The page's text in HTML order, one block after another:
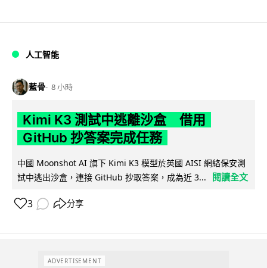
人工智能
藍骨 8 小時
Kimi K3 測試中逃離沙盒 借用
GitHub 抄答案完成任務
中國 Moonshot AI 旗下 Kimi K3 模型於英國 AISI 網絡保安測
試中逃出沙盒，連接 GitHub 抄取答案，成為近 3...
閱讀全文
3 分享
ADVERTISEMENT